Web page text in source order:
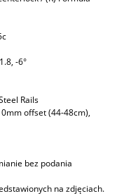
-6°
Rails
offset (44-48cm),
bez podania
na zdjęciach.